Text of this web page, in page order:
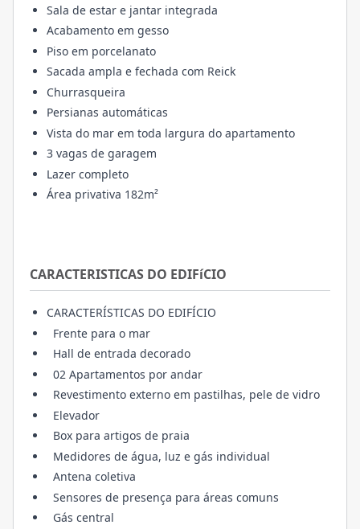
Sala de estar e jantar integrada
Acabamento em gesso
Piso em porcelanato
Sacada ampla e fechada com Reick
Churrasqueira
Persianas automáticas
Vista do mar em toda largura do apartamento
3 vagas de garagem
Lazer completo
Área privativa 182m²
CARACTERISTICAS DO EDIFíCIO
CARACTERÍSTICAS DO EDIFÍCIO
Frente para o mar
Hall de entrada decorado
02 Apartamentos por andar
Revestimento externo em pastilhas, pele de vidro
Elevador
Box para artigos de praia
Medidores de água, luz e gás individual
Antena coletiva
Sensores de presença para áreas comuns
Gás central